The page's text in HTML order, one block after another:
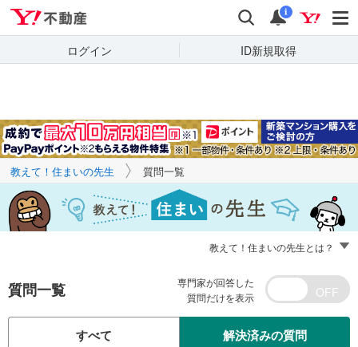
検索 通知
i
ログイン ID新規取得
キーワードで
質問を探す
教えて！住まいの先生 質問一覧
教えて！住まいの先生とは？
質問一覧
専門家が回答した
質問だけを表示
すべて 解決済みの質問